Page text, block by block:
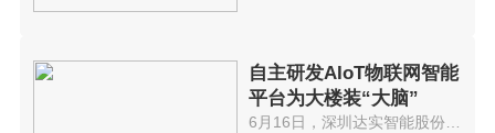
自主研发AIoT物联网智能
平台为大楼装“大脑”
6月16日，深圳达实智能股份有限...